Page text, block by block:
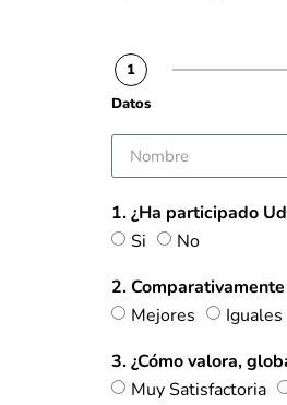
1
Datos
1. ¿Ha participado
Si
No
2.
Mejores
Iguales
3. ¿Cómo valora,
Muy Satisfactoria